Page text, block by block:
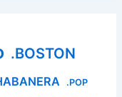
.BOSTON
.POP